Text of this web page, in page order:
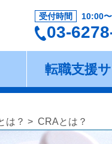
受付時間 10:00
03-
転職支援
は？ > CRAとは？